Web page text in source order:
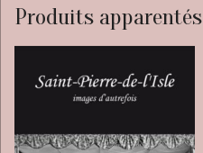
Produits apparentés